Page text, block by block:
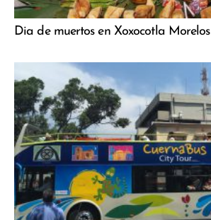
Dia de muertos en Xoxocotla Morelos